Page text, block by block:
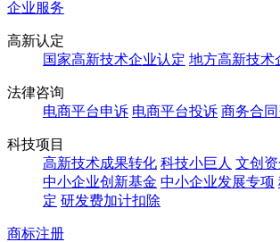
企业服务
高新认定
国家高新技术企业认定 地方高新技术
法律咨询
电商平台申诉 电商平台投诉 商务合
科技项目
高新技术成果转化 科技小巨人 文创
中小企业创新基金 中小企业发展专项
定 研发费加计扣除
商标注册